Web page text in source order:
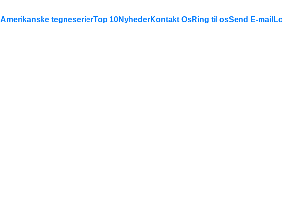
Amerikanske tegneserierTop 10NyhederKontakt OsRing til osSend E-mail